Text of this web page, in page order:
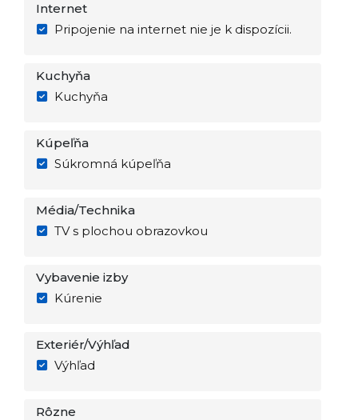
Internet
Pripojenie na internet nie je k dispozícii.
Kuchyňa
Kuchyňa
Kúpeľňa
Súkromná kúpeľňa
Média/Technika
TV s plochou obrazovkou
Vybavenie izby
Kúrenie
Exteriér/Výhľad
Výhľad
Rôzne